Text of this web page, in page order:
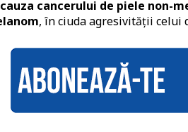
cancerului de piele non-
, în ciuda agresivității celui